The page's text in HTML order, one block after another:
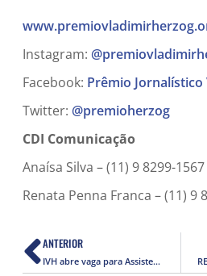
Instagram:
Facebook: Prêmio
Twitter: @premioherzog
CDI Comunicação
Anaísa Silva – (11) 9 8299-1567
Renata Penna Franca – (11) 9
ANTERIOR
IVH abre vaga para Assistente de Jornalismo e Liberdade de Expressão